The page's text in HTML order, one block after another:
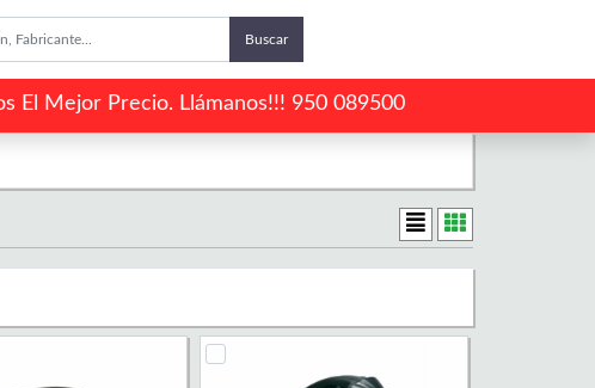
Buscar
El Mejor Precio. Llámanos!!! 950 089500